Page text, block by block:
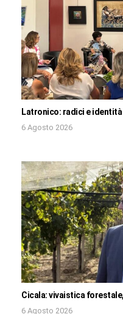
Latronico: radici e identità
6 Agosto 2026
Cicala: vivaistica
6 Agosto 2026